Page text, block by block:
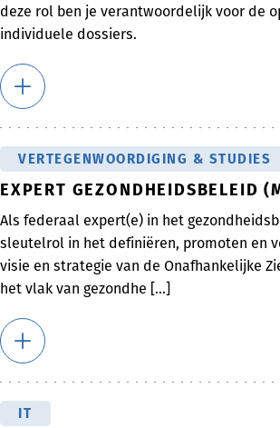
deze rol ben je verantwoordelijk voor de
individuele dossiers.
VERTEGENWOORDIGING & STUDIES
EXPERT GEZONDHEIDSBELEID
Als federaal expert(e) in het
sleutelrol in het definiëren, promoten en
visie en strategie van de Onafhankelijke
het vlak van gezondhe [...]
IT